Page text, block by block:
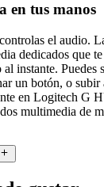
en tus manos
el audio.
dedicados que
instante. Puedes
un botón, o
en Logitech G
multimedia de